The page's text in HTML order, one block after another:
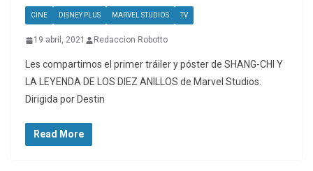
CINE DISNEY PLUS MARVEL STUDIOS TV
19 abril, 2021 Redaccion Robotto
Les compartimos el primer tráiler y póster de SHANG-CHI Y
LA LEYENDA DE LOS DIEZ ANILLOS de Marvel Studios.
Dirigida por Destin
Read More